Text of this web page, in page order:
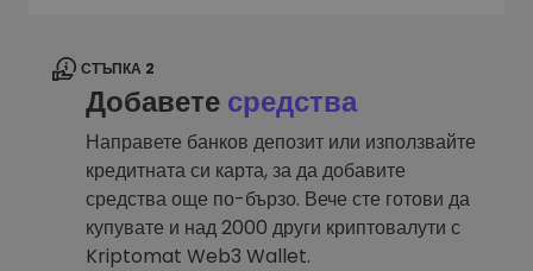
СТЪПКА 2
Добавете средства
Направете банков депозит или използвайте
кредитната си карта, за да добавите
средства още по-бързо. Вече сте готови да
купувате и над 2000 други криптовалути с
Kriptomat Web3 Wallet.